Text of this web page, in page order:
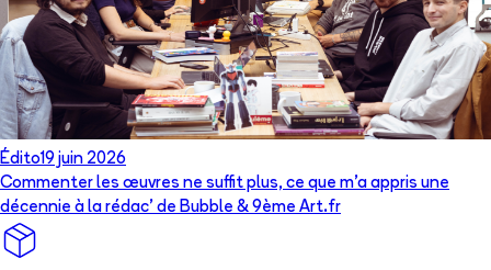
Édito19 juin 2026
Commenter les œuvres ne suffit plus, ce que m’a appris une
décennie à la rédac’ de Bubble & 9ème Art.fr